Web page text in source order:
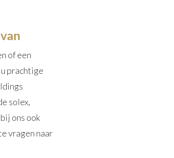
of een
prachtige
solex,
ons ook
vragen naar